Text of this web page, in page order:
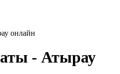
онлайн
- Атырау